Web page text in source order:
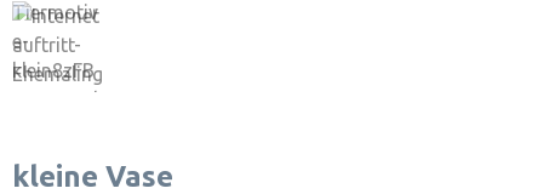
kleine Vase